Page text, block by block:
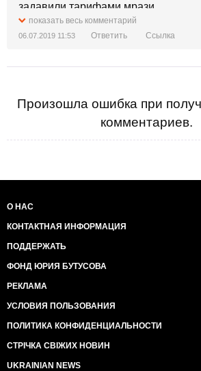
задавили тарифами мрази...
показать весь комментарий
06.07.2019 11:53 Ответить Ссылка
Произошла ошибка при
комментариев.
О НАС
КОНТАКТНАЯ ИНФОРМАЦИЯ
ПОДДЕРЖАТЬ
ФОНД ЮРИЯ БУТУСОВА
РЕКЛАМА
УСЛОВИЯ ПОЛЬЗОВАНИЯ
ПОЛИТИКА КОНФИДЕНЦИАЛЬНОСТИ
СТРІЧКА СВІЖИХ НОВИН
UKRAINIAN NEWS